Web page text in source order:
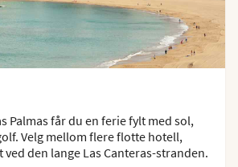
Palmas får du en ferie fylt med sol,
Velg mellom flere flotte hotell,
ved den lange Las Canteras-stranden.